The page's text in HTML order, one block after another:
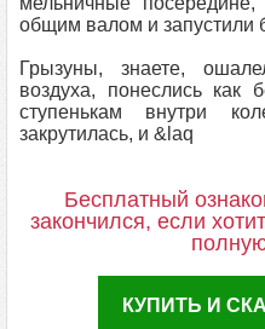
общим валом и запустили
Грызуны, знаете,
воздуха, понеслись
ступенькам внутри
закрутилась, и &laq
Бесплатный
закончился, если
КУПИТЬ И